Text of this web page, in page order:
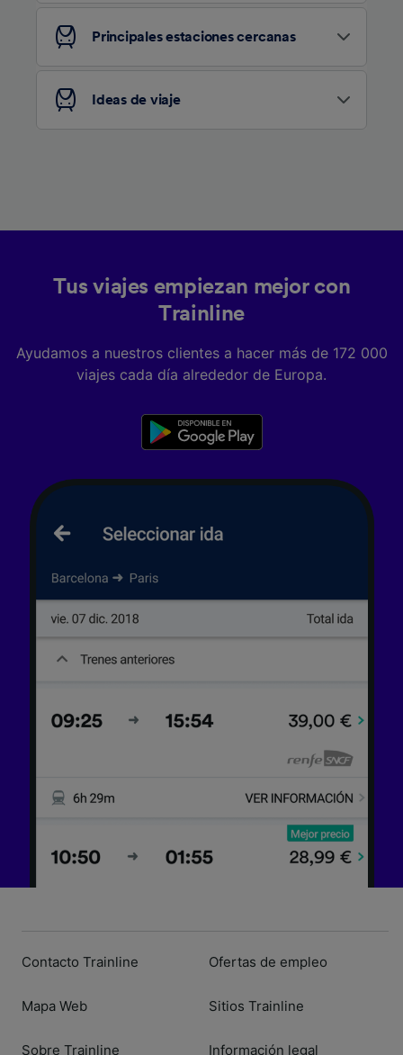
Principales estaciones cercanas
Ideas de viaje
Tus viajes empiezan mejor con
Trainline
Ayudamos a nuestros clientes a hacer más de 172 000
viajes cada día alrededor de Europa.
Contacto Trainline
Mapa Web
Sobre Trainline
Ofertas de empleo
Sitios Trainline
Información legal